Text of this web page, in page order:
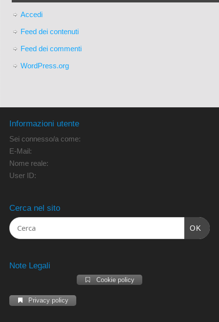
Accedi
Feed dei contenuti
Feed dei commenti
WordPress.org
Informazioni utente
Sei connesso/a come:
E-Mail:
Nome reale:
User ID:
Cerca nel sito
OK
Note Legali
Cookie policy
Privacy policy